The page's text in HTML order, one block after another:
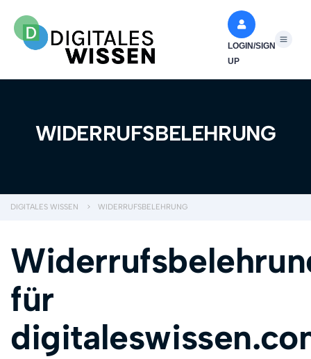
LOGIN/SIGN
UP
WIDERRUFSBELEHRUNG
DIGITALES WISSEN > WIDERRUFSBELEHRUNG
für